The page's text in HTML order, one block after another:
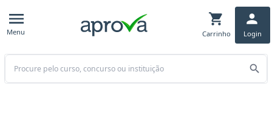
Menu Carrinho Login
Buscar